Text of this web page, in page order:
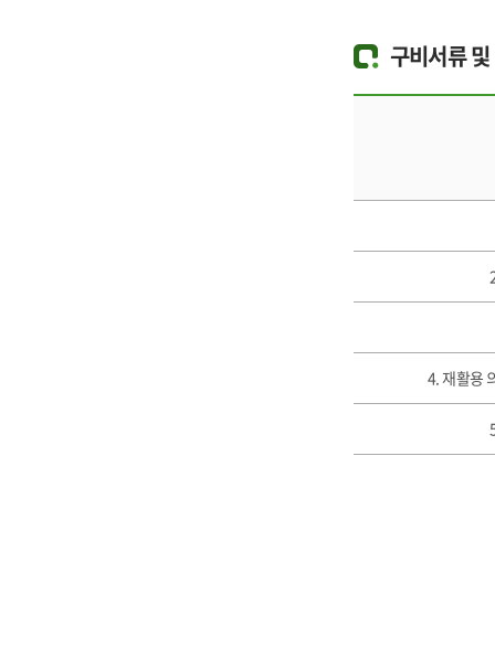
구비서류
4. 재활용